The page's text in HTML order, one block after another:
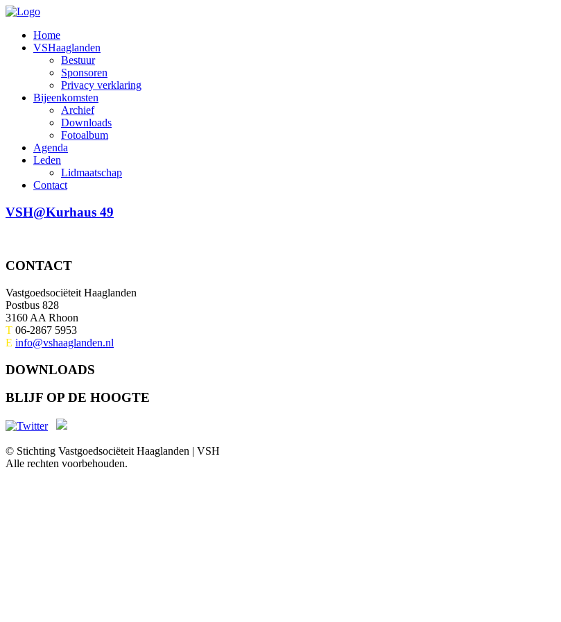
Home
VSHaaglanden
Bestuur
Sponsoren
Privacy verklaring
Bijeenkomsten
Archief
Downloads
Fotoalbum
Agenda
Leden
Lidmaatschap
Contact
VSH@Kurhaus 49
CONTACT
Vastgoedsociëteit Haaglanden
Postbus 828
3160 AA Rhoon
T 06-2867 5953
E info@vshaaglanden.nl
DOWNLOADS
BLIJF OP DE HOOGTE
© Stichting Vastgoedsociëteit Haaglanden | VSH
Alle rechten voorbehouden.